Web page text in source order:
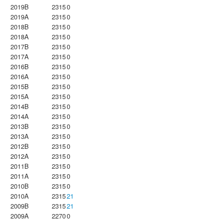
2019B
23150
2019A
23150
2018B
23150
2018A
23150
2017B
23150
2017A
23150
2016B
23150
2016A
23150
2015B
23150
2015A
23150
2014B
23150
2014A
23150
2013B
23150
2013A
23150
2012B
23150
2012A
23150
2011B
23150
2011A
23150
2010B
23150
2010A
231521
2009B
231521
2009A
22700